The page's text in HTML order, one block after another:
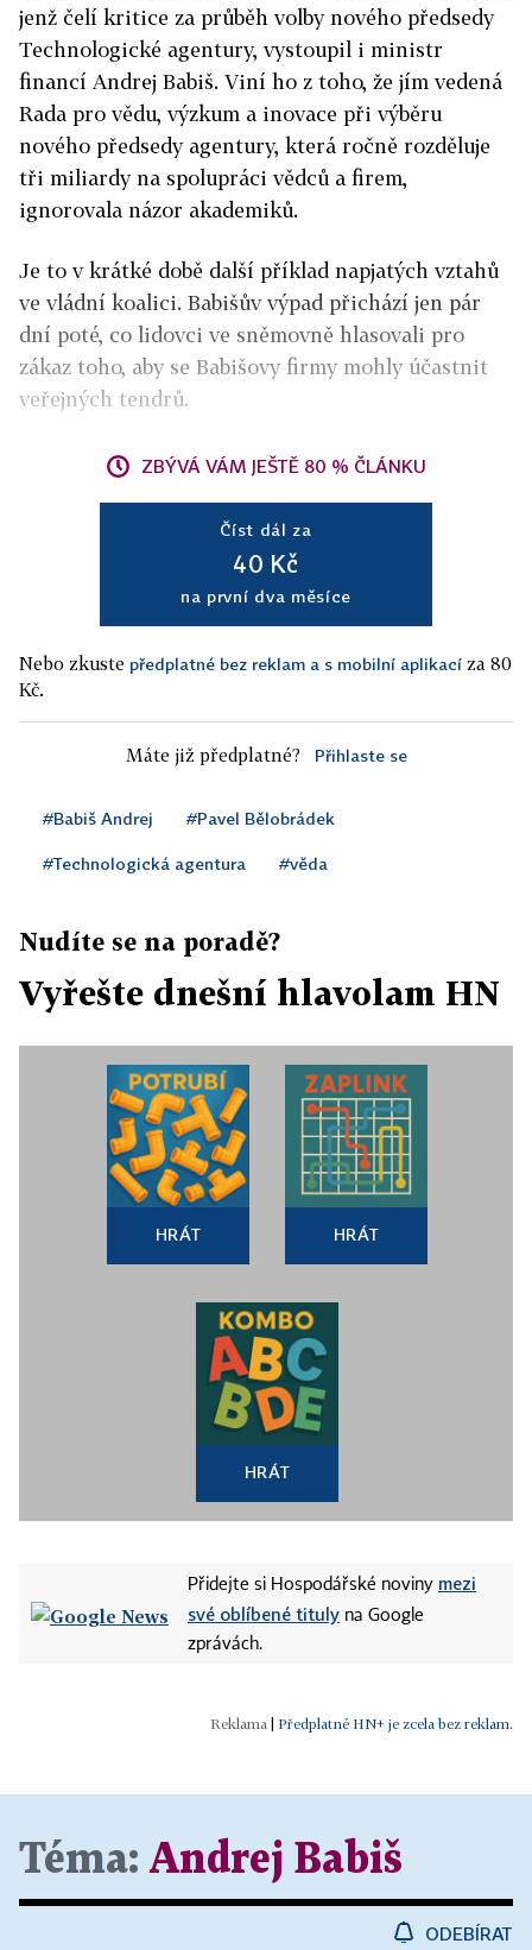
jenž čelí kritice za průběh volby nového předsedy
Technologické agentury, vystoupil i ministr
financí Andrej Babiš. Viní ho z toho, že jím vedená
Rada pro vědu, výzkum a inovace při výběru
nového předsedy agentury, která ročně rozděluje
tři miliardy na spolupráci vědců a firem,
ignorovala názor akademiků.
Je to v krátké době další příklad napjatých vztahů
ve vládní koalici. Babišův výpad přichází jen pár
dní poté, co lidovci ve sněmovně hlasovali pro
zákaz toho, aby se Babišovy firmy mohly účastnit
veřejných tendrů.
ZBÝVÁ VÁM JEŠTĚ 80 % ČLÁNKU
Číst dál za
40 Kč
na první dva měsíce
Nebo zkuste předplatné bez reklam a s mobilní aplikací za 80
Kč.
Máte již předplatné? Přihlaste se
#Babiš Andrej #Pavel Bělobrádek
#Technologická agentura #věda
Nudíte se na poradě?
Vyřešte dnešní hlavolam HN
HRÁT HRÁT
HRÁT
Přidejte si Hospodářské noviny mezi
své oblíbené tituly na Google
zprávách.
Předplatné HN+ je zcela bez reklam.
Téma: Andrej Babiš
ODEBÍRAT